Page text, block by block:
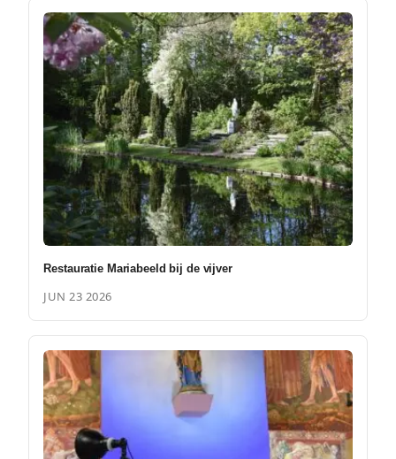
Restauratie Mariabeeld bij de vijver
JUN 23 2026